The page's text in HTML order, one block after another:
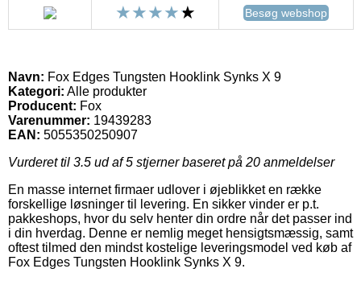
Besøg webshop
Navn: Fox Edges Tungsten Hooklink Synks X 9
Kategori: Alle produkter
Producent: Fox
Varenummer: 19439283
EAN: 5055350250907
Vurderet til 3.5 ud af 5 stjerner baseret på 20 anmeldelser
En masse internet firmaer udlover i øjeblikket en række
forskellige løsninger til levering. En sikker vinder er p.t.
pakkeshops, hvor du selv henter din ordre når det passer ind
i din hverdag. Denne er nemlig meget hensigtsmæssig, samt
oftest tilmed den mindst kostelige leveringsmodel ved køb af
Fox Edges Tungsten Hooklink Synks X 9.